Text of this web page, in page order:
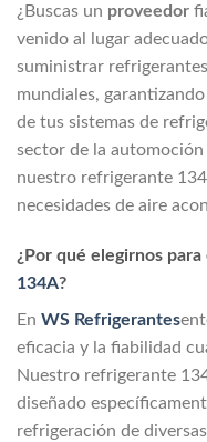
¿Buscas un proveedor
venido al lugar
suministrar
mundiales,
de tus sistemas de
sector de la
nuestro refrigerante
necesidades de aire
¿Por qué elegirnos
134A?
En WS Refrigerantes
eficacia y la fiabilidad
Nuestro refrigerante
diseñado
refrigeración de